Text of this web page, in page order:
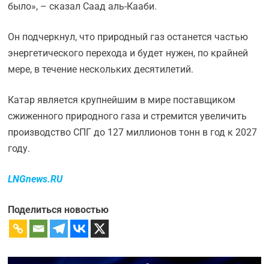
было», – сказал Саад аль-Кааби.
Он подчеркнул, что природный газ останется частью
энергетического перехода и будет нужен, по крайней
мере, в течение нескольких десятилетий.
Катар является крупнейшим в мире поставщиком
сжиженного природного газа и стремится увеличить
производство СПГ до 127 миллионов тонн в год к 2027
году.
LNGnews.RU
Поделиться новостью